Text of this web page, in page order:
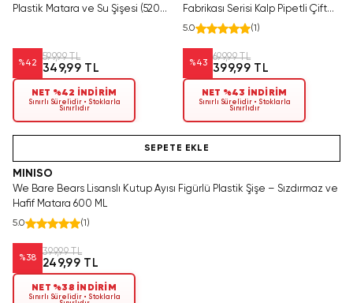
Plastik Matara ve Su Şişesi (520
%42
599,99 TL
349,99 TL
NET %42 İNDİRİM
Sınırlı Sürelidir • Stoklarla
Sınırlıdır
Fabrikası Serisi Kalp Pipetli Çift
Duvarlı Şişe 440 ml
5.0 (1 )
%43
699,99 TL
399,99 TL
NET %43 İNDİRİM
Sınırlı Sürelidir • Stoklarla
Sınırlıdır
SEPETE EKLE
MINISO
We Bare Bears Lisanslı Kutup Ayısı Figürlü Plastik Şişe – Sızdırmaz ve
Hafif Matara 600 ML
5.0 (1 )
%38
399,99 TL
249,99 TL
NET %38 İNDİRİM
Sınırlı Sürelidir • Stoklarla